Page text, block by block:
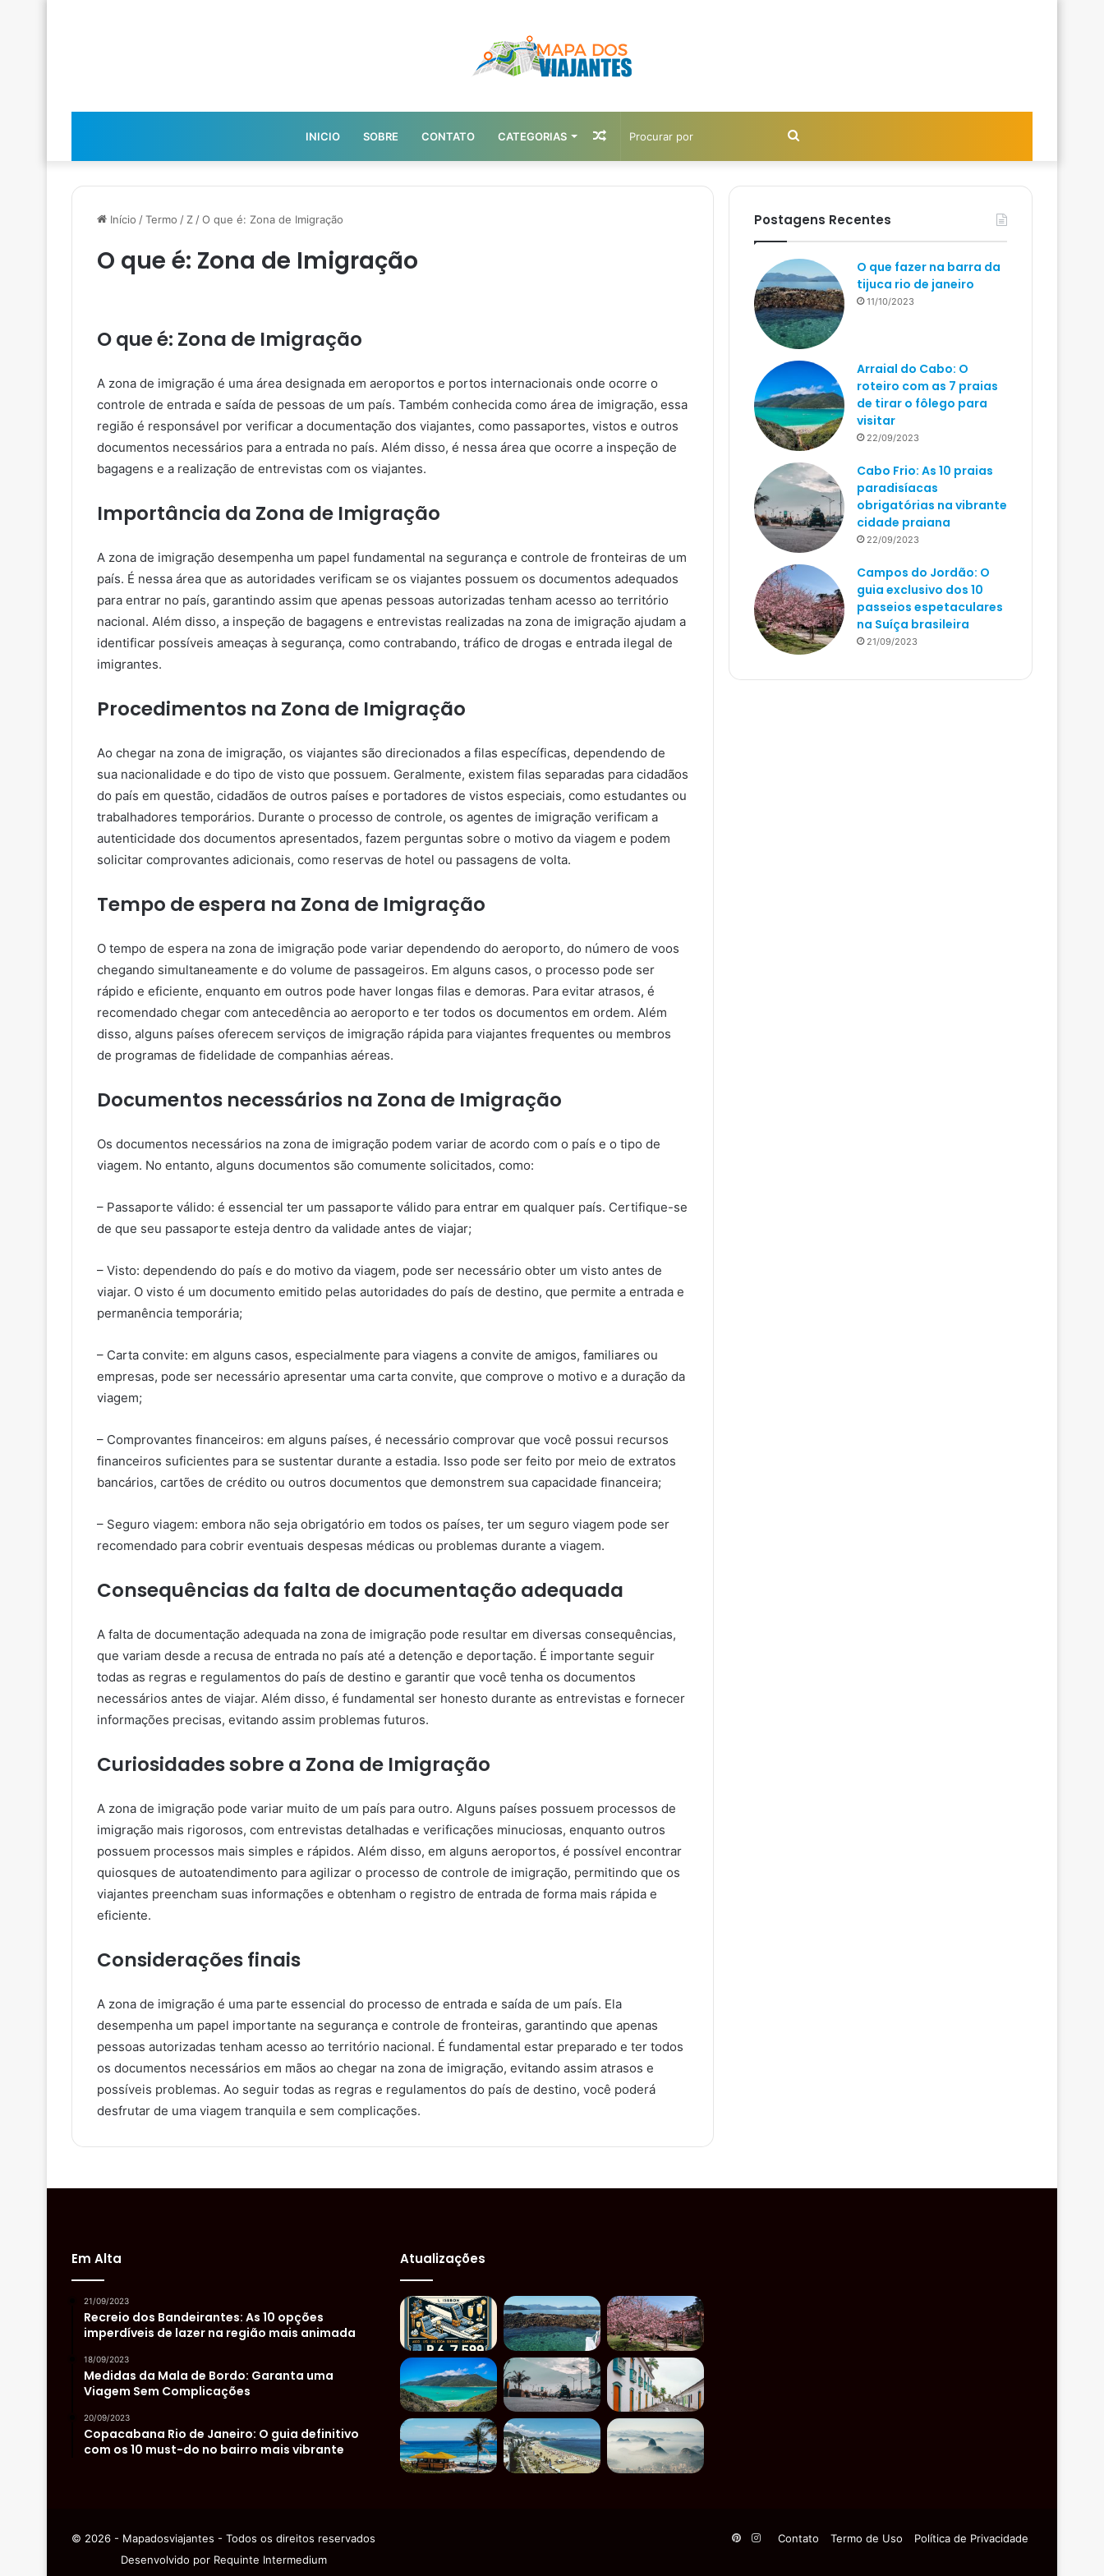
INICIO SOBRE CONTATO CATEGORIAS Procurar
por
Artigo
aleatório
Início /Termo / Z /O que é: Zona de Imigração
O que é: Zona de Imigração
O que é: Zona de Imigração
A zona de imigração é uma área designada em aeroportos e portos internacionais onde ocorre o
controle de entrada e saída de pessoas de um país. Também conhecida como área de imigração, essa
região é responsável por verificar a documentação dos viajantes, como passaportes, vistos e outros
documentos necessários para a entrada no país. Além disso, é nessa área que ocorre a inspeção de
bagagens e a realização de entrevistas com os viajantes.
Importância da Zona de Imigração
A zona de imigração desempenha um papel fundamental na segurança e controle de fronteiras de um
país. É nessa área que as autoridades verificam se os viajantes possuem os documentos adequados
para entrar no país, garantindo assim que apenas pessoas autorizadas tenham acesso ao território
nacional. Além disso, a inspeção de bagagens e entrevistas realizadas na zona de imigração ajudam a
identificar possíveis ameaças à segurança, como contrabando, tráfico de drogas e entrada ilegal de
imigrantes.
Procedimentos na Zona de Imigração
Ao chegar na zona de imigração, os viajantes são direcionados a filas específicas, dependendo de
sua nacionalidade e do tipo de visto que possuem. Geralmente, existem filas separadas para cidadãos
do país em questão, cidadãos de outros países e portadores de vistos especiais, como estudantes ou
trabalhadores temporários. Durante o processo de controle, os agentes de imigração verificam a
autenticidade dos documentos apresentados, fazem perguntas sobre o motivo da viagem e podem
solicitar comprovantes adicionais, como reservas de hotel ou passagens de volta.
Tempo de espera na Zona de Imigração
O tempo de espera na zona de imigração pode variar dependendo do aeroporto, do número de voos
chegando simultaneamente e do volume de passageiros. Em alguns casos, o processo pode ser
rápido e eficiente, enquanto em outros pode haver longas filas e demoras. Para evitar atrasos, é
recomendado chegar com antecedência ao aeroporto e ter todos os documentos em ordem. Além
disso, alguns países oferecem serviços de imigração rápida para viajantes frequentes ou membros
de programas de fidelidade de companhias aéreas.
Documentos necessários na Zona de Imigração
Os documentos necessários na zona de imigração podem variar de acordo com o país e o tipo de
viagem. No entanto, alguns documentos são comumente solicitados, como:
– Passaporte válido: é essencial ter um passaporte válido para entrar em qualquer país. Certifique-se
de que seu passaporte esteja dentro da validade antes de viajar;
– Visto: dependendo do país e do motivo da viagem, pode ser necessário obter um visto antes de
viajar. O visto é um documento emitido pelas autoridades do país de destino, que permite a entrada e
permanência temporária;
– Carta convite: em alguns casos, especialmente para viagens a convite de amigos, familiares ou
empresas, pode ser necessário apresentar uma carta convite, que comprove o motivo e a duração da
viagem;
– Comprovantes financeiros: em alguns países, é necessário comprovar que você possui recursos
financeiros suficientes para se sustentar durante a estadia. Isso pode ser feito por meio de extratos
bancários, cartões de crédito ou outros documentos que demonstrem sua capacidade financeira;
– Seguro viagem: embora não seja obrigatório em todos os países, ter um seguro viagem pode ser
recomendado para cobrir eventuais despesas médicas ou problemas durante a viagem.
Consequências da falta de documentação adequada
A falta de documentação adequada na zona de imigração pode resultar em diversas consequências,
que variam desde a recusa de entrada no país até a detenção e deportação. É importante seguir
todas as regras e regulamentos do país de destino e garantir que você tenha os documentos
necessários antes de viajar. Além disso, é fundamental ser honesto durante as entrevistas e fornecer
informações precisas, evitando assim problemas futuros.
Curiosidades sobre a Zona de Imigração
A zona de imigração pode variar muito de um país para outro. Alguns países possuem processos de
imigração mais rigorosos, com entrevistas detalhadas e verificações minuciosas, enquanto outros
possuem processos mais simples e rápidos. Além disso, em alguns aeroportos, é possível encontrar
quiosques de autoatendimento para agilizar o processo de controle de imigração, permitindo que os
viajantes preencham suas informações e obtenham o registro de entrada de forma mais rápida e
eficiente.
Considerações finais
A zona de imigração é uma parte essencial do processo de entrada e saída de um país. Ela
desempenha um papel importante na segurança e controle de fronteiras, garantindo que apenas
pessoas autorizadas tenham acesso ao território nacional. É fundamental estar preparado e ter todos
os documentos necessários em mãos ao chegar na zona de imigração, evitando assim atrasos e
possíveis problemas. Ao seguir todas as regras e regulamentos do país de destino, você poderá
desfrutar de uma viagem tranquila e sem complicações.
Postagens Recentes
O que fazer na barra da
tijuca rio de janeiro
11/10/2023
Arraial do Cabo: O
roteiro com as 7 praias
de tirar o fôlego para
visitar
22/09/2023
Cabo Frio: As 10 praias
paradisíacas
obrigatórias na vibrante
cidade praiana
22/09/2023
Campos do Jordão: O
guia exclusivo dos 10
passeios espetaculares
na Suíça brasileira
21/09/2023
Em Alta
21/09/2023
Recreio dos Bandeirantes: As 10 opções
imperdíveis de lazer na região mais animada
18/09/2023
Medidas da Mala de Bordo: Garanta uma
Viagem Sem Complicações
20/09/2023
Copacabana Rio de Janeiro: O guia definitivo
com os 10 must-do no bairro mais vibrante
Atualizações
© 2026 - Mapadosviajantes - Todos os direitos reservados
Desenvolvido por Requinte Intermedium
Contato Termo de Uso Política de Privacidade
Pinterest
Instagram